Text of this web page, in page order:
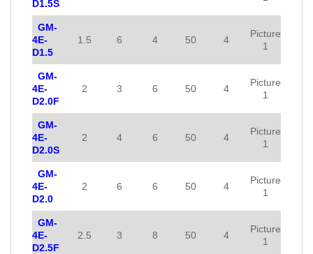
D1.5S
GM-
4E-
D1.5
1.5 6 4 50 4
Picture
1
GM-
4E-
D2.0F
2 3 6 50 4
Picture
1
GM-
4E-
D2.0S
2 4 6 50 4
Picture
1
GM-
4E-
D2.0
2 6 6 50 4
Picture
1
GM-
4E-
D2.5F
2.5 3 8 50 4
Picture
1